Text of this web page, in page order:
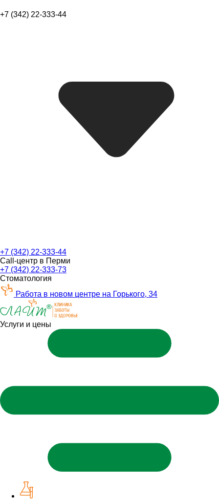
+7 (342) 22-333-44
+7 (342) 22-333-44
Call-центр в Перми
+7 (342) 22-333-73
Стоматология
Работа в новом центре на Горького, 34
Услуги и цены